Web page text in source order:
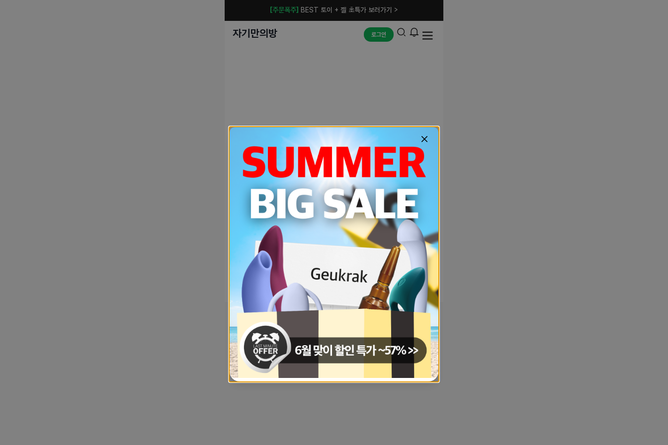
[주문폭주] BEST 토이 + 젤 초특가 보러가기 >
자기만의방 로그인
예상치 못한 에러입니다.